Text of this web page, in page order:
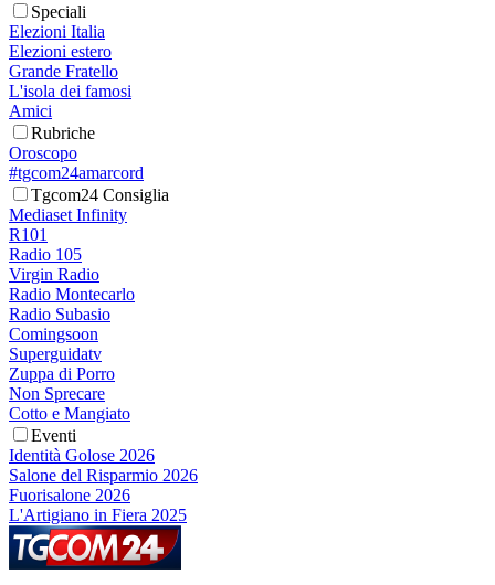
Speciali
Elezioni Italia
Elezioni estero
Grande Fratello
L'isola dei famosi
Amici
Rubriche
Oroscopo
#tgcom24amarcord
Tgcom24 Consiglia
Mediaset Infinity
R101
Radio 105
Virgin Radio
Radio Montecarlo
Radio Subasio
Comingsoon
Superguidatv
Zuppa di Porro
Non Sprecare
Cotto e Mangiato
Eventi
Identità Golose 2026
Salone del Risparmio 2026
Fuorisalone 2026
L'Artigiano in Fiera 2025